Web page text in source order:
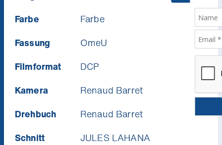
Farbe
Farbe
Fassung
OmeU
Filmformat
DCP
Kamera
Renaud Barret
Drehbuch
Renaud Barret
Schnitt
JULES LAHANA